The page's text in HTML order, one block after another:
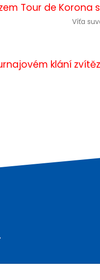
Tour de Korona
Víťa
klání